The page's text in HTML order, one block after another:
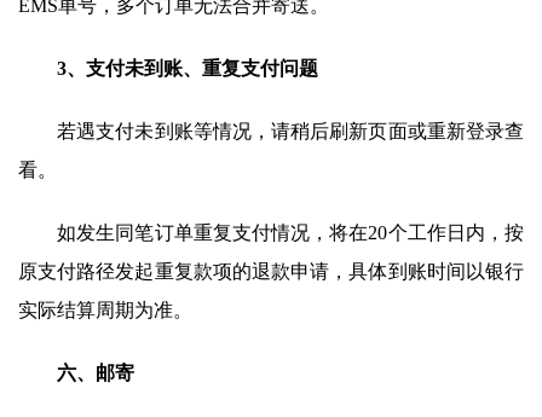
EMS单号，多个订单无法合并寄送。
3、支付未到账、重复支付问题
若遇支付未到账等情况，请稍后刷新页面或重新登录查
看。
如发生同笔订单重复支付情况，将在20个工作日内，按
原支付路径发起重复款项的退款申请，具体到账时间以银行
实际结算周期为准。
六、邮寄